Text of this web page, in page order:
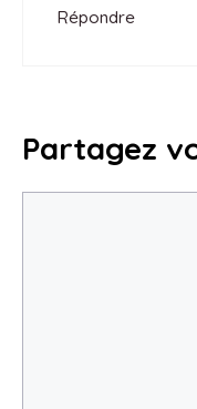
Répondre
Partagez